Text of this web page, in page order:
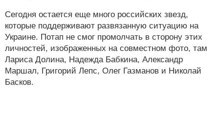
Сегодня остается еще много российских звезд,
которые поддерживают развязанную ситуацию на
Украине. Потап не смог промолчать в сторону этих
личностей, изображенных на совместном фото, там
Лариса Долина, Надежда Бабкина, Александр
Маршал, Григорий Лепс, Олег Газманов и Николай
Басков.